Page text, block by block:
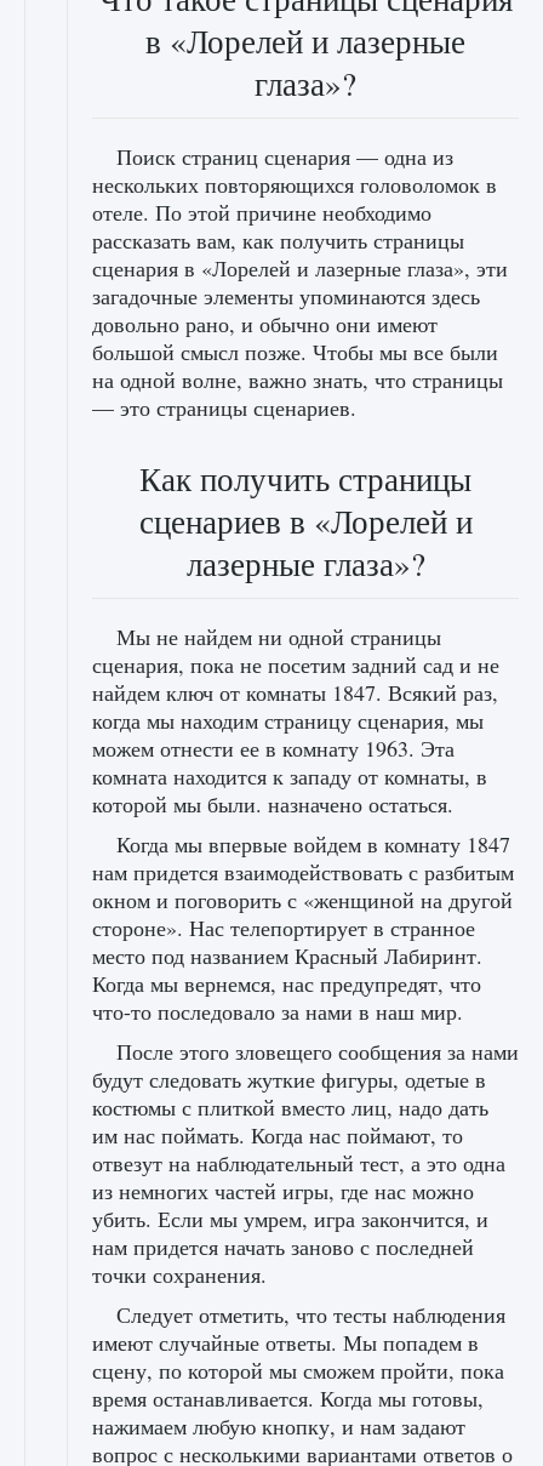
в «Лорелей и лазерные
глаза»?
Поиск страниц сценария — одна из
нескольких повторяющихся головоломок в
отеле. По этой причине необходимо
рассказать вам, как получить страницы
сценария в «Лорелей и лазерные глаза», эти
загадочные элементы упоминаются здесь
довольно рано, и обычно они имеют
большой смысл позже. Чтобы мы все были
на одной волне, важно знать, что страницы
— это страницы сценариев.
Как получить страницы
сценариев в «Лорелей и
лазерные глаза»?
Мы не найдем ни одной страницы
сценария, пока не посетим задний сад и не
найдем ключ от комнаты 1847. Всякий раз,
когда мы находим страницу сценария, мы
можем отнести ее в комнату 1963. Эта
комната находится к западу от комнаты, в
которой мы были. назначено остаться.
Когда мы впервые войдем в комнату 1847
нам придется взаимодействовать с разбитым
окном и поговорить с «женщиной на другой
стороне». Нас телепортирует в странное
место под названием Красный Лабиринт.
Когда мы вернемся, нас предупредят, что
что-то последовало за нами в наш мир.
После этого зловещего сообщения за нами
будут следовать жуткие фигуры, одетые в
костюмы с плиткой вместо лиц, надо дать
им нас поймать. Когда нас поймают, то
отвезут на наблюдательный тест, а это одна
из немногих частей игры, где нас можно
убить. Если мы умрем, игра закончится, и
нам придется начать заново с последней
точки сохранения.
Следует отметить, что тесты наблюдения
имеют случайные ответы. Мы попадем в
сцену, по которой мы сможем пройти, пока
время останавливается. Когда мы готовы,
нажимаем любую кнопку, и нам задают
вопрос с несколькими вариантами ответов о